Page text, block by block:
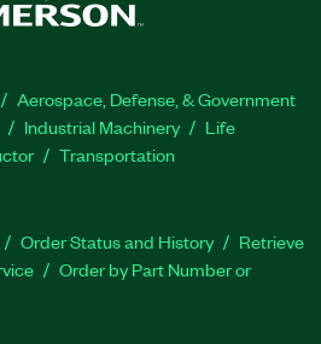
Aerospace, Defense, & Government
Industrial Machinery
Life
Transportation
Order Status and History
Retrieve
Order by Part Number or